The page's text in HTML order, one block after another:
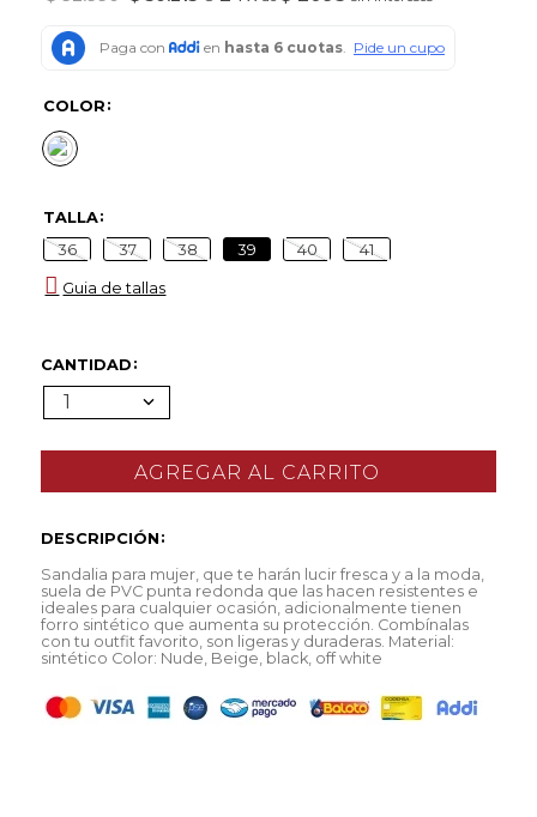
COLOR
TALLA
36 37 38 39 40 41
Guia de tallas
CANTIDAD
1
DESCRIPCIÓN
Sandalia para mujer, que te harán lucir fresca y a la moda,
suela de PVC punta redonda que las hacen resistentes e
ideales para cualquier ocasión, adicionalmente tienen
forro sintético que aumenta su protección. Combínalas
con tu outfit favorito, son ligeras y duraderas. Material:
sintético Color: Nude, Beige, black, off white